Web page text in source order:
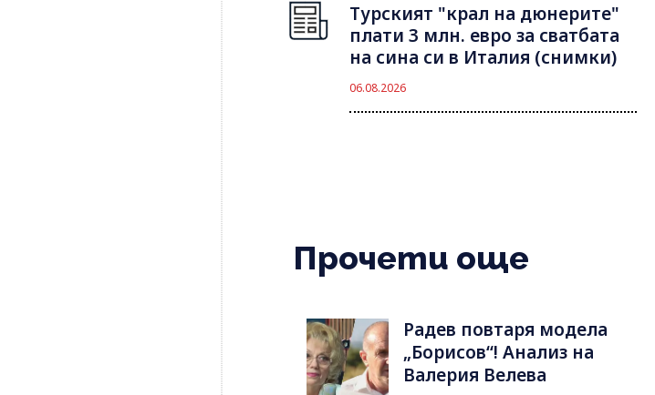
Турският "крал на дюнерите"
плати 3 млн. евро за сватбата
на сина си в Италия (снимки)
06.08.2026
Прочети още
Радев повтаря модела
„Борисов“! Анализ на
Валерия Велева